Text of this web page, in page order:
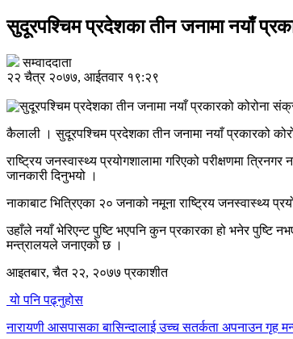
सुदूरपश्चिम प्रदेशका तीन जनामा नयाँ
सम्वाददाता
२२ चैत्र २०७७, आईतवार १९:२९
कैलाली । सुदूरपश्चिम प्रदेशका तीन जनामा नयाँ प्रकारको
राष्ट्रिय जनस्वास्थ्य प्रयोगशालामा गरिएको परीक्षणमा
जानकारी दिनुभयो ।
नाकाबाट भित्रिएका २० जनाको नमूना राष्ट्रिय जनस्वास्थ्य
उहाँले नयाँ भेरिएन्ट पुष्टि भएपनि कुन प्रकारका हो भनेर पुष्टि
मन्त्रालयले जनाएको छ ।
आइतबार, चैत २२, २०७७ प्रकाशीत
यो पनि पढ्नुहोस
नारायणी आसपासका बासिन्दालाई उच्च सतर्कता अपनाउन गृह